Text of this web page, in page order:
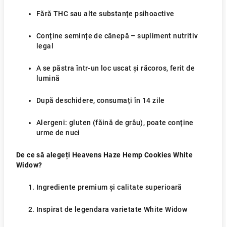
Fără THC sau alte substanțe psihoactive
Conține semințe de cânepă – supliment nutritiv
legal
A se păstra într-un loc uscat și răcoros, ferit de
lumină
După deschidere, consumați în 14 zile
Alergeni: gluten (făină de grâu), poate conține
urme de nuci
De ce să alegeți Heavens Haze Hemp Cookies White
Widow?
Ingrediente premium și calitate superioară
Inspirat de legendara varietate White Widow